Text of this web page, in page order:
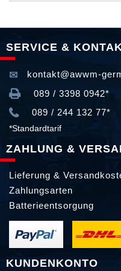
SERVICE &
kontakt@awwm-
089 / 3398 0942*
089 / 244 132 77*
*Standardtarif
ZAHLUNG &
Lieferung &
Zahlungsarten
Batterieentsorgung
KUNDENKONTO